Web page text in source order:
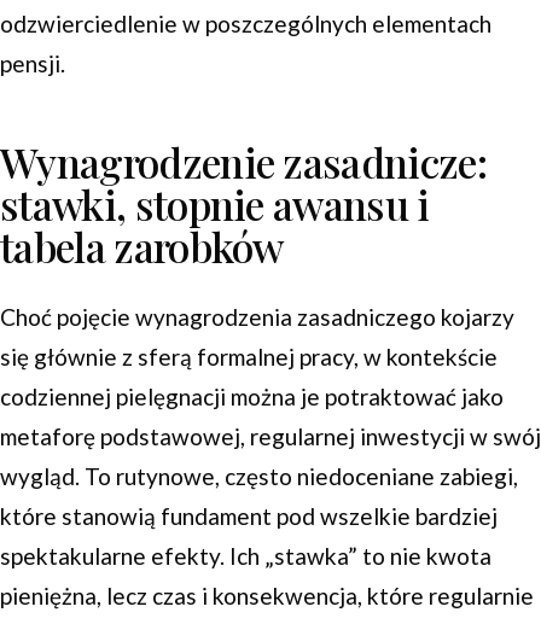
odzwierciedlenie w poszczególnych elementach
pensji.
Wynagrodzenie zasadnicze:
stawki, stopnie awansu i
tabela zarobków
Choć pojęcie wynagrodzenia zasadniczego kojarzy
się głównie z sferą formalnej pracy, w kontekście
codziennej pielęgnacji można je potraktować jako
metaforę podstawowej, regularnej inwestycji w swój
wygląd. To rutynowe, często niedoceniane zabiegi,
które stanowią fundament pod wszelkie bardziej
spektakularne efekty. Ich „stawka” to nie kwota
pieniężna, lecz czas i konsekwencja, które regularnie